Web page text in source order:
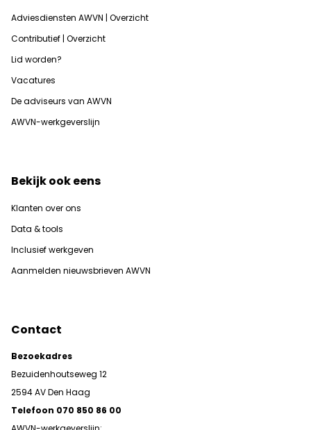
Adviesdiensten AWVN | Overzicht
Contributief | Overzicht
Lid worden?
Vacatures
De adviseurs van AWVN
AWVN-werkgeverslijn
Bekijk ook eens
Klanten over ons
Data & tools
Inclusief werkgeven
Aanmelden nieuwsbrieven AWVN
Contact
Bezoekadres
Bezuidenhoutseweg 12
2594 AV Den Haag
Telefoon 070 850 86 00